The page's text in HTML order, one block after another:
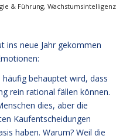
& Führung, Wachstumsintelligenz
ins neue Jahr gekommen
behauptet wird, dass
rein rational fällen können.
dies, aber die
Kaufentscheidungen
haben. Warum? Weil die